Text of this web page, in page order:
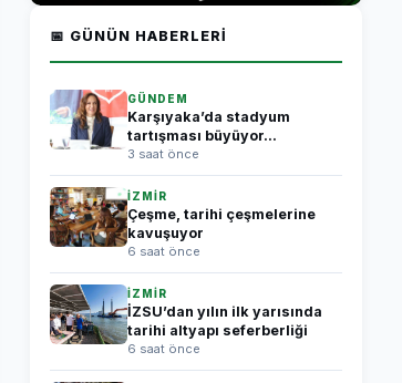
📅 GÜNÜN HABERLERI
GÜNDEM
Karşıyaka’da stadyum
tartışması büyüyor...
3 saat önce
İZMİR
Çeşme, tarihi çeşmelerine
kavuşuyor
6 saat önce
İZMİR
İZSU’dan yılın ilk yarısında
tarihi altyapı seferberliği
6 saat önce